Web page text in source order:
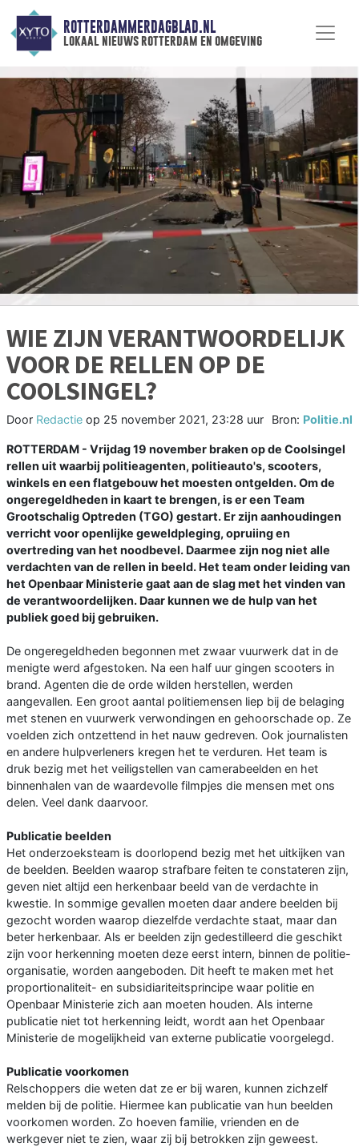
ROTTERDAMMERDAGBLAD.NL
lokaal nieuws rotterdam en omgeving
WIE ZIJN VERANTWOORDELIJK
VOOR DE RELLEN OP DE
COOLSINGEL?
Door Redactie op 25 november 2021, 23:28 uur Bron: Politie.nl
ROTTERDAM - Vrijdag 19 november braken op de Coolsingel
rellen uit waarbij politieagenten, politieauto's, scooters,
winkels en een flatgebouw het moesten ontgelden. Om de
ongeregeldheden in kaart te brengen, is er een Team
Grootschalig Optreden (TGO) gestart. Er zijn aanhoudingen
verricht voor openlijke geweldpleging, opruiing en
overtreding van het noodbevel. Daarmee zijn nog niet alle
verdachten van de rellen in beeld. Het team onder leiding van
het Openbaar Ministerie gaat aan de slag met het vinden van
de verantwoordelijken. Daar kunnen we de hulp van het
publiek goed bij gebruiken.
De ongeregeldheden begonnen met zwaar vuurwerk dat in de
menigte werd afgestoken. Na een half uur gingen scooters in
brand. Agenten die de orde wilden herstellen, werden
aangevallen. Een groot aantal politiemensen liep bij de belaging
met stenen en vuurwerk verwondingen en gehoorschade op. Ze
voelden zich ontzettend in het nauw gedreven. Ook journalisten
en andere hulpverleners kregen het te verduren. Het team is
druk bezig met het veiligstellen van camerabeelden en het
binnenhalen van de waardevolle filmpjes die mensen met ons
delen. Veel dank daarvoor.
Publicatie beelden
Het onderzoeksteam is doorlopend bezig met het uitkijken van
de beelden. Beelden waarop strafbare feiten te constateren zijn,
geven niet altijd een herkenbaar beeld van de verdachte in
kwestie. In sommige gevallen moeten daar andere beelden bij
gezocht worden waarop diezelfde verdachte staat, maar dan
beter herkenbaar. Als er beelden zijn gedestilleerd die geschikt
zijn voor herkenning moeten deze eerst intern, binnen de politie-
organisatie, worden aangeboden. Dit heeft te maken met het
proportionaliteit- en subsidiariteitsprincipe waar politie en
Openbaar Ministerie zich aan moeten houden. Als interne
publicatie niet tot herkenning leidt, wordt aan het Openbaar
Ministerie de mogelijkheid van externe publicatie voorgelegd.
Publicatie voorkomen
Relschoppers die weten dat ze er bij waren, kunnen zichzelf
melden bij de politie. Hiermee kan publicatie van hun beelden
voorkomen worden. Zo hoeven familie, vrienden en de
werkgever niet te zien, waar zij bij betrokken zijn geweest.